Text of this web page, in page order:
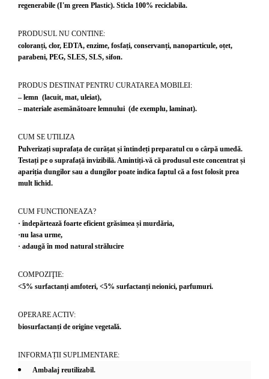
regenerabile (I'm green Plastic). Sticla 100% reciclabila.
PRODUSUL NU CONTINE:
coloranți, clor, EDTA, enzime, fosfați, conservanți, nanoparticule, oțet,
parabeni, PEG, SLES, SLS, sifon.
PRODUS DESTINAT PENTRU CURATAREA MOBILEI:
– lemn (lacuit, mat, uleiat),
– materiale asemănătoare lemnului (de exemplu, laminat).
CUM SE UTILIZA
Pulverizați suprafața de curățat și întindeți preparatul cu o cârpă umedă.
Testați pe o suprafață invizibilă. Amintiți-vă că produsul este concentrat și
apariția dungilor sau a dungilor poate indica faptul că a fost folosit prea
mult lichid.
CUM FUNCTIONEAZA?
· îndepărtează foarte eficient grăsimea și murdăria,
·nu lasa urme,
· adaugă în mod natural strălucire
COMPOZIŢIE:
<5% surfactanți amfoteri, <5% surfactanți neionici, parfumuri.
OPERARE ACTIV:
biosurfactanți de origine vegetală.
INFORMAȚII SUPLIMENTARE:
Ambalaj reutilizabil.